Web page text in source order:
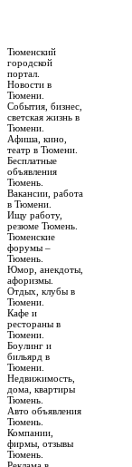
Тюменский
городской
портал.
Новости в
Тюмени.
События, бизнес,
светская жизнь в
Тюмени.
Афиша, кино,
театр в Тюмени.
Бесплатные
объявления
Тюмень.
Вакансии, работа
в Тюмени.
Ищу работу,
резюме Тюмень.
Тюменские
форумы –
Тюмень.
Юмор, анекдоты,
афоризмы.
Отдых, клубы в
Тюмени.
Кафе и
рестораны в
Тюмени.
Боулинг и
бильярд в
Тюмени.
Недвижимость,
дома, квартиры
Тюмень.
Авто объявления
Тюмень.
Компании,
фирмы, отзывы
Тюмень.